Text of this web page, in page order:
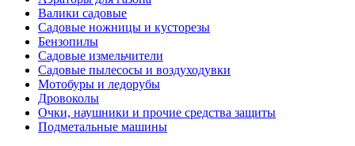
Валики садовые
Садовые ножницы и кусторезы
Бензопилы
Садовые измельчители
Садовые пылесосы и воздуходувки
Мотобуры и ледорубы
Дровоколы
Очки, наушники и прочие средства защиты
Подметальные машины